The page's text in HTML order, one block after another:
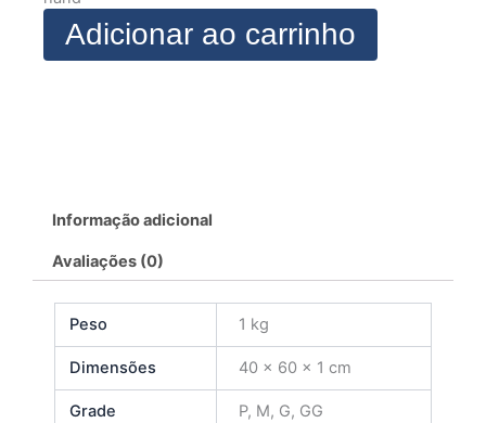
quantidade
Adicionar ao carrinho
Informação adicional
Avaliações (0)
Peso 1 kg
Dimensões 40 × 60 × 1 cm
Grade P, M, G, GG